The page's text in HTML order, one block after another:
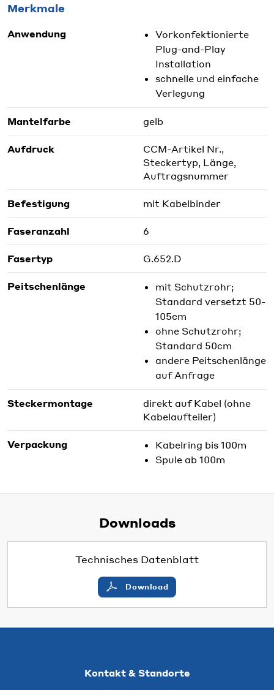
Merkmale
Anwendung
Vorkonfektionierte
Plug-and-Play
Installation
schnelle und einfache
Verlegung
Mantelfarbe gelb
Aufdruck
CCM-Artikel Nr.,
Steckertyp, Länge,
Auftragsnummer
Befestigung mit Kabelbinder
Faseranzahl 6
Fasertyp G.652.D
Peitschenlänge
mit Schutzrohr;
Standard versetzt 50-
105cm
ohne Schutzrohr;
Standard 50cm
andere Peitschenlänge
auf Anfrage
Steckermontage
direkt auf Kabel (ohne
Kabelaufteiler)
Verpackung
Kabelring bis 100m
Spule ab 100m
Downloads
Technisches Datenblatt
Download
Kontakt & Standorte